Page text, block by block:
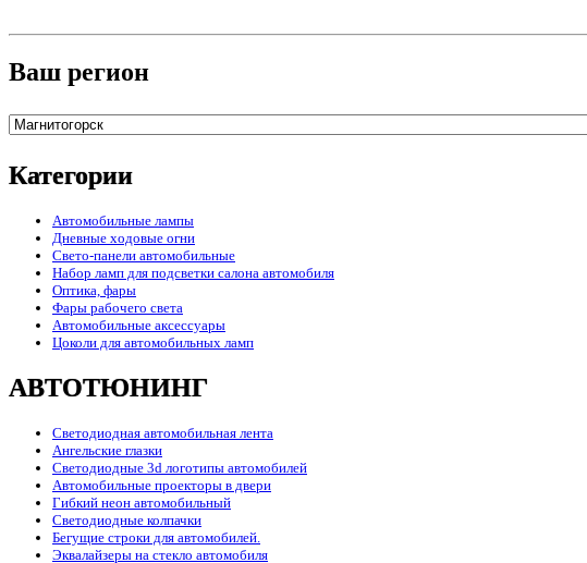
Ваш регион
Категории
Автомобильные лампы
Дневные ходовые огни
Свето-панели автомобильные
Набор ламп для подсветки салона автомобиля
Оптика, фары
Фары рабочего света
Автомобильные аксессуары
Цоколи для автомобильных ламп
АВТОТЮНИНГ
Светодиодная автомобильная лента
Ангельские глазки
Светодиодные 3d логотипы автомобилей
Автомобильные проекторы в двери
Гибкий неон автомобильный
Светодиодные колпачки
Бегущие строки для автомобилей.
Эквалайзеры на стекло автомобиля